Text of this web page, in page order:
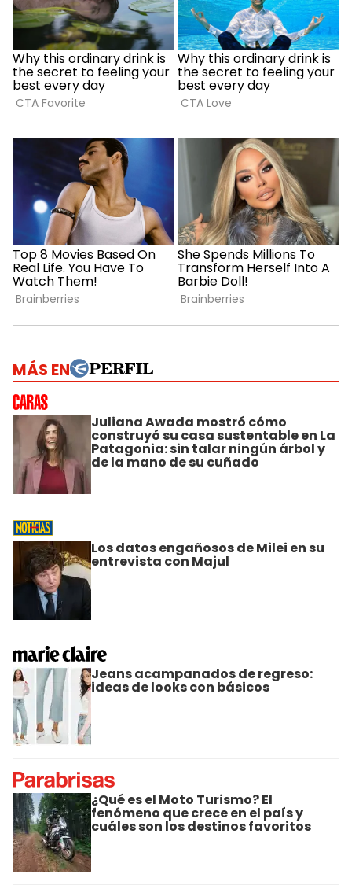
MÁS EN
Juliana Awada mostró cómo
construyó su casa sustentable en La
Patagonia: sin talar ningún árbol y
de la mano de su cuñado
Los datos engañosos de Milei en su
entrevista con Majul
Jeans acampanados de regreso:
ideas de looks con básicos
¿Qué es el Moto Turismo? El
fenómeno que crece en el país y
cuáles son los destinos favoritos